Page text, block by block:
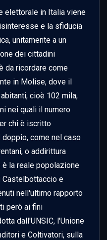
elettorale in Italia viene
e la sfiducia
unitamente a un
dei cittadini
da ricordare come
in Molise, dove il
cioè 102 mila,
nei quali il numero
chi è iscritto
come nel caso
o addirittura
la reale popolazione
Castelbottaccio e
nell'ultimo rapporto
però ai fini
dall'UNSIC, l'Unione
e Coltivatori, sulla